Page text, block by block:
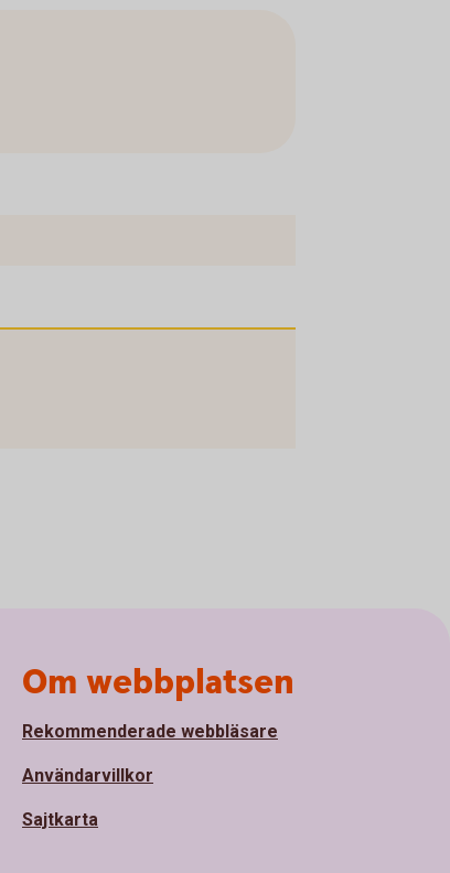
Om webbplatsen
Rekommenderade webbläsare
Användarvillkor
Sajtkarta